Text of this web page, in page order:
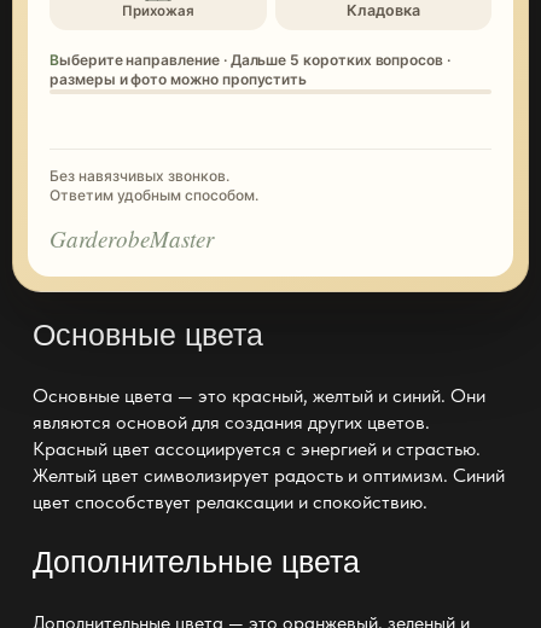
Прихожая Кладовка
Выберите направление · Дальше 5 коротких вопросов ·
размеры и фото можно пропустить
Без навязчивых звонков.
Ответим удобным способом.
GarderobeMaster
Основные цвета
Основные цвета — это красный, желтый и синий. Они
являются основой для создания других цветов.
Красный цвет ассоциируется с энергией и страстью.
Желтый цвет символизирует радость и оптимизм. Синий
цвет способствует релаксации и спокойствию.
Дополнительные цвета
Дополнительные цвета — это оранжевый, зеленый и